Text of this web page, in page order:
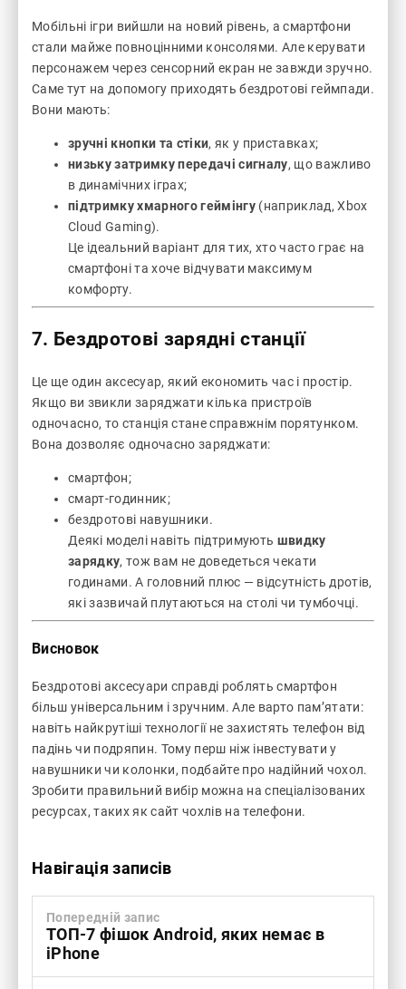
Мобільні ігри вийшли на новий рівень, а смартфони
стали майже повноцінними консолями. Але керувати
персонажем через сенсорний екран не завжди зручно.
Саме тут на допомогу приходять бездротові геймпади.
Вони мають:
зручні кнопки та стіки, як у приставках;
низьку затримку передачі сигналу, що важливо
в динамічних іграх;
підтримку хмарного геймінгу (наприклад, Xbox
Cloud Gaming).
Це ідеальний варіант для тих, хто часто грає на
смартфоні та хоче відчувати максимум
комфорту.
7. Бездротові зарядні станції
Це ще один аксесуар, який економить час і простір.
Якщо ви звикли заряджати кілька пристроїв
одночасно, то станція стане справжнім порятунком.
Вона дозволяє одночасно заряджати:
смартфон;
смарт-годинник;
бездротові навушники.
Деякі моделі навіть підтримують швидку
зарядку, тож вам не доведеться чекати
годинами. А головний плюс — відсутність дротів,
які зазвичай плутаються на столі чи тумбочці.
Висновок
Бездротові аксесуари справді роблять смартфон
більш універсальним і зручним. Але варто пам’ятати:
навіть найкрутіші технології не захистять телефон від
падінь чи подряпин. Тому перш ніж інвестувати у
навушники чи колонки, подбайте про надійний чохол.
Зробити правильний вибір можна на спеціалізованих
ресурсах, таких яксайт чохлів на телефони.
Навігація записів
Попередній запис
ТОП-7 фішок Android, яких немає в
iPhone